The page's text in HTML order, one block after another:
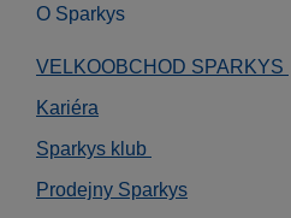
O Sparkys
VELKOOBCHOD SPARKYS
Kariéra
Sparkys klub
Prodejny Sparkys